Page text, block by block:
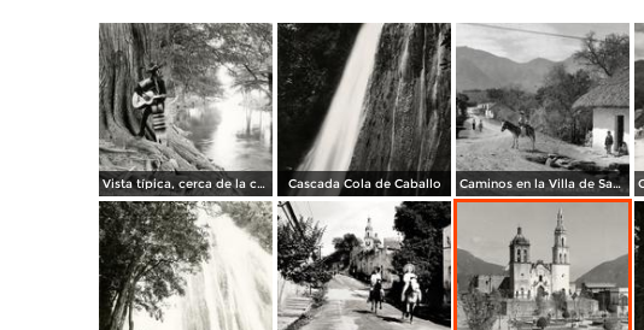
Vista típica, cerca de la cascada Cola de Caballo Cascada Cola de Caballo Caminos en la Villa de Santiago